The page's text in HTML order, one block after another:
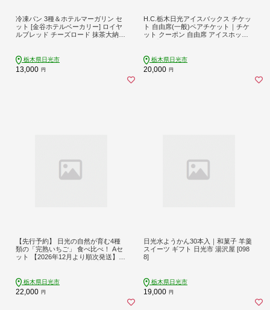
冷凍パン 3種＆ホテルマーガリン セ
ット [金谷ホテルベーカリー] ロイヤ
ルブレッド チーズロード 抹茶大納言
テル [0255]
栃木県日光市
13,000 円
H.C.栃木日光アイスバックス チケッ
ト 自由席(一般)ペアチケット｜チケ
ット クーポン 自由席 アイスホッケ
栃木県日光市
20,000 円
【先行予約】 日光の自然が育む4種
類の「完熟いちご」 食べ比べ！ Aセ
ット 【2026年12月より順次発送】｜
リー ミルキーベリー 果物 産地直送
日光産 栃木県産 [0955]
栃木県日光市
22,000 円
日光水ようかん30本入｜和菓子 羊羹
スイーツ ギフト 日光市 湯沢屋 [098
8]
栃木県日光市
19,000 円